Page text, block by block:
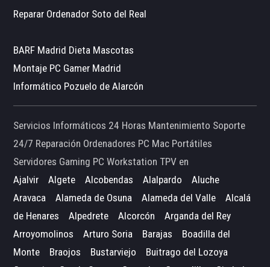
Reparar Ordenador Soto del Real
BARF Madrid Dieta Mascotas
Montaje PC Gamer Madrid
Informático Pozuelo de Alarcón
Servicios Informáticos 24 Horas Mantenimiento Soporte
24/7 Reparación Ordenadores PC Mac Portátiles
Servidores Gaming PC Workstation TPV en
Ajalvir
Algete Alcobendas Alalpardo
Aluche
Aravaca
Alameda de Osuna Alameda del Valle
Alcalá
de Henares
Alpedrete Alcorcón
Arganda del Rey
Arroyomolinos
Arturo Soria Barajas
Boadilla del
Monte
Braojos Bustarviejo
Buitrago del Lozoya